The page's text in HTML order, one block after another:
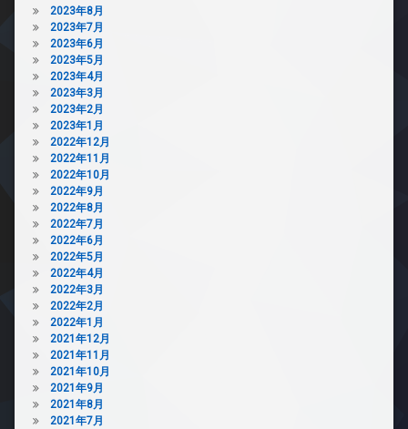
2023年8月
2023年7月
2023年6月
2023年5月
2023年4月
2023年3月
2023年2月
2023年1月
2022年12月
2022年11月
2022年10月
2022年9月
2022年8月
2022年7月
2022年6月
2022年5月
2022年4月
2022年3月
2022年2月
2022年1月
2021年12月
2021年11月
2021年10月
2021年9月
2021年8月
2021年7月